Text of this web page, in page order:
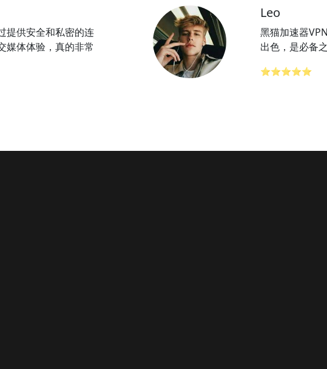
提供安全和私密的连
媒体体验，真的非常
Leo
黑猫加速器
出色，是必备
⭐⭐⭐⭐⭐